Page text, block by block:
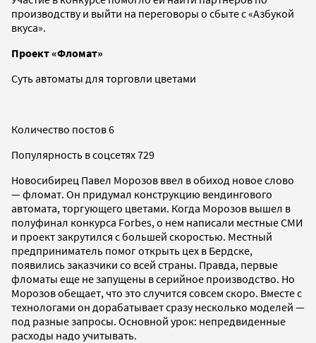
производству и выйти на переговоры о сбыте с «Азбукой
вкуса».
Проект «Фломат»
Суть автоматы для торговли цветами
Количество постов 6
Популярность в соцсетях 729
Новосибирец Павел Морозов ввел в обиход новое слово
— фломат. Он придумал конструкцию вендингового
автомата, торгующего цветами. Когда Морозов вышел в
полуфинал конкурса Forbes, о нем написали местные СМИ
и проект закрутился с большей скоростью. Местный
предприниматель помог открыть цех в Бердске,
появились заказчики со всей страны. Правда, первые
фломаты еще не запущены в серийное производство. Но
Морозов обещает, что это случится совсем скоро. Вместе с
технологами он дорабатывает сразу несколько моделей —
под разные запросы. Основной урок: непредвиденные
расходы надо учитывать.